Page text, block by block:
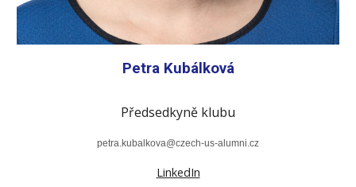
Petra Kubálková
Předsedkyně klubu
petra.kubalkova@czech-us-alumni.cz
LinkedIn